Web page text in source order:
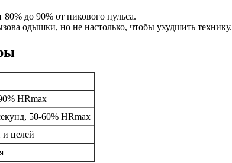
до 90% от пикового пульса.
одышки, но не настолько, чтобы ухудшить технику.
HRmax
50-60% HRmax
и целей